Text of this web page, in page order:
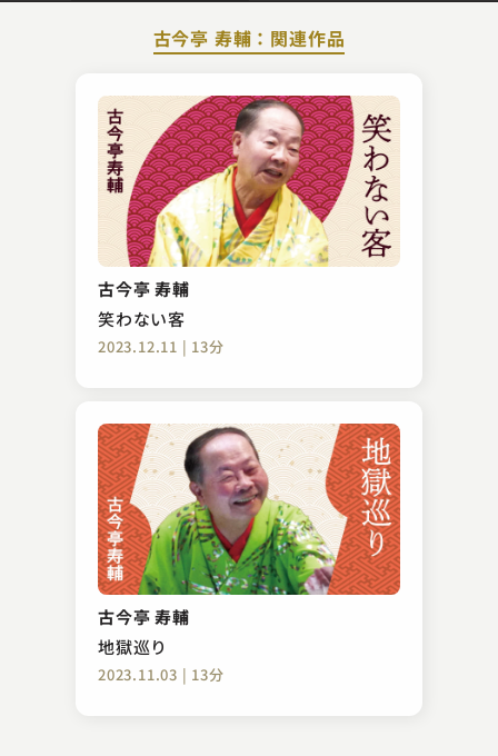
古今亭 寿輔：関連作品
古今亭 寿輔
笑わない客
2023.12.11 | 13分
古今亭 寿輔
地獄巡り
2023.11.03 | 13分
桂 扇生
道灌
2023.02.27 | 14分
立川 成幸
辰巳の辻占
2024.02.14 | 14分